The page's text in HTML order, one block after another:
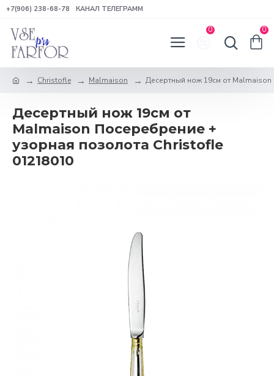
+7(906) 238-68-78 КАНАЛ ТЕЛЕГРАММ
0 0
Christofle Malmaison Десертный нож 19см от
Десертный нож 19см от
Malmaison Посеребрение +
узорная позолота Christofle
01218010